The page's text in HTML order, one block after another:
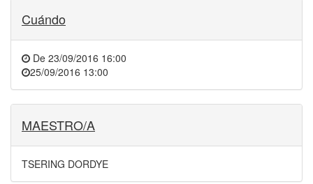
Cuándo
De 23/09/2016 16:00
25/09/2016 13:00
MAESTRO/A
TSERING DORDYE